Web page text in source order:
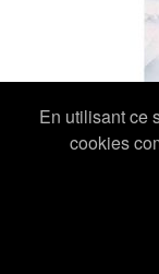
En utilisant ce
cookies